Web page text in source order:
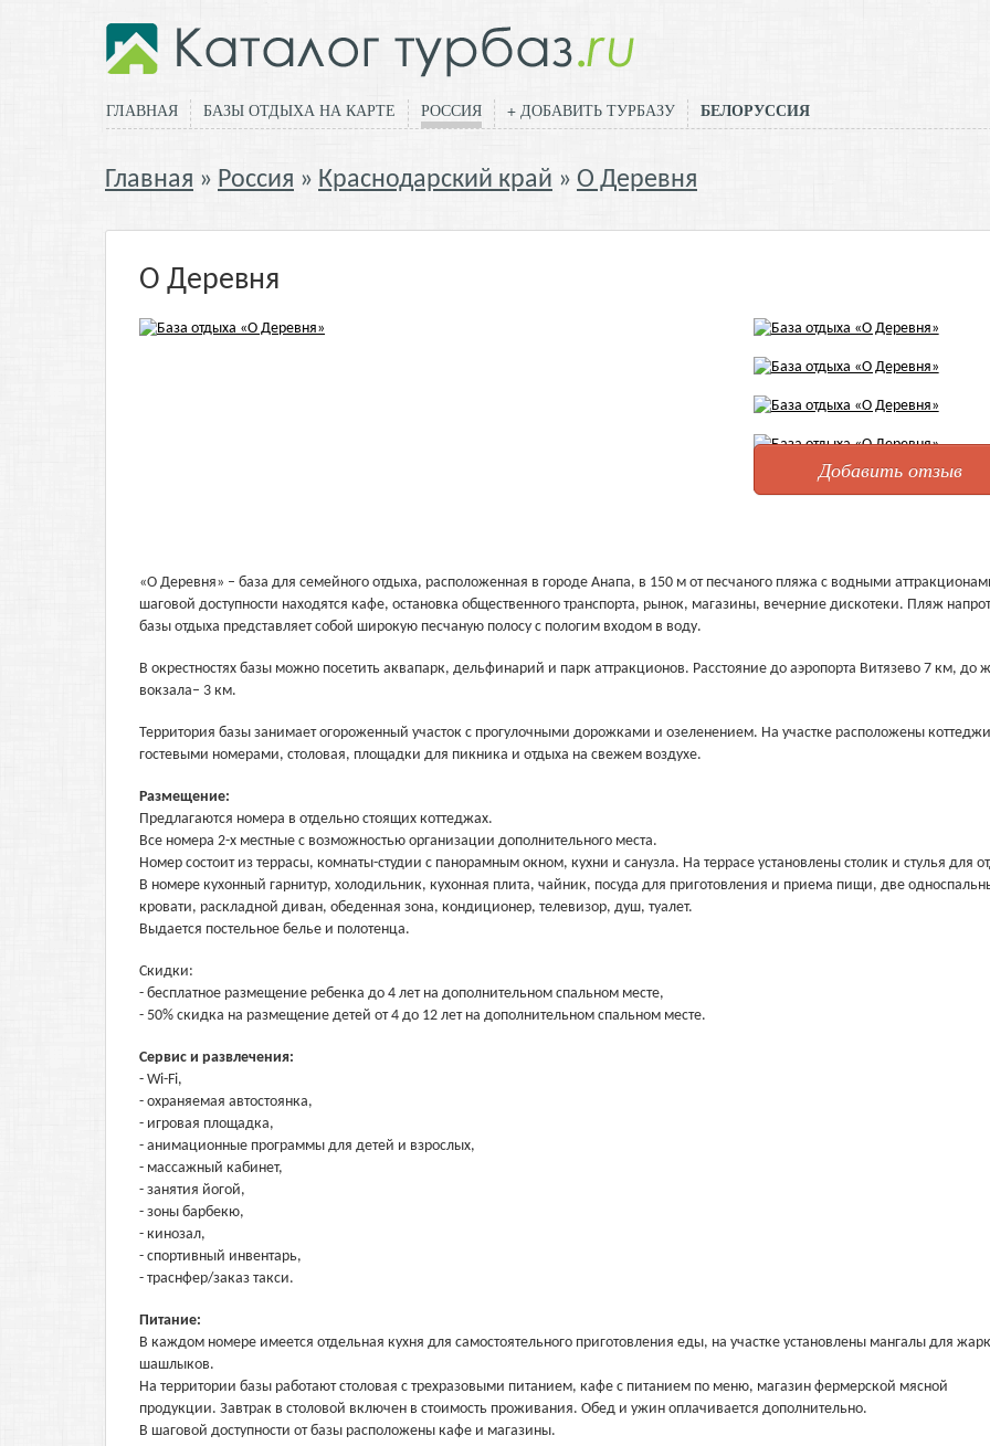
ГЛАВНАЯ БАЗЫ ОТДЫХА НА КАРТЕ РОССИЯ + ДОБАВИТЬ ТУРБАЗУ БЕЛОРУССИЯ
Главная Россия Краснодарский край О Деревня
О Деревня
Добавить отзыв
«О Деревня» – база для семейного отдыха, расположенная в городе Анапа, в 150 м от песчаного пляжа с водными
шаговой доступности находятся кафе, остановка общественного транспорта, рынок, магазины, вечерние дискотеки. Пляж
базы отдыха представляет собой широкую песчаную полосу с пологим входом в воду.
В окрестностях базы можно посетить аквапарк, дельфинарий и парк аттракционов. Расстояние до аэропорта Витязево 7 км, до
вокзала– 3 км.
Территория базы занимает огороженный участок с прогулочными дорожками и озеленением. На участке расположены
гостевыми номерами, столовая, площадки для пикника и отдыха на свежем воздухе.
Размещение:
Предлагаются номера в отдельно стоящих коттеджах.
Все номера 2-х местные с возможностью организации дополнительного места.
Номер состоит из террасы, комнаты-студии с панорамным окном, кухни и санузла. На террасе установлены столик и стулья для
В номере кухонный гарнитур, холодильник, кухонная плита, чайник, посуда для приготовления и приема пищи, две
кровати, раскладной диван, обеденная зона, кондиционер, телевизор, душ, туалет.
Выдается постельное белье и полотенца.
Скидки:
- бесплатное размещение ребенка до 4 лет на дополнительном спальном месте,
- 50% скидка на размещение детей от 4 до 12 лет на дополнительном спальном месте.
Сервис и развлечения:
- Wi-Fi,
- охраняемая автостоянка,
- игровая площадка,
- анимационные программы для детей и взрослых,
- массажный кабинет,
- занятия йогой,
- зоны барбекю,
- кинозал,
- спортивный инвентарь,
- траснфер/заказ такси.
Питание:
В каждом номере имеется отдельная кухня для самостоятельного приготовления еды, на участке установлены мангалы для
шашлыков.
На территории базы работают столовая с трехразовыми питанием, кафе с питанием по меню, магазин фермерской мясной
продукции. Завтрак в столовой включен в стоимость проживания. Обед и ужин оплачивается дополнительно.
В шаговой доступности от базы расположены кафе и магазины.